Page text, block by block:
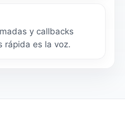
y callbacks
rápida es la voz.